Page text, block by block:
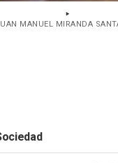
MANUEL MIRANDA